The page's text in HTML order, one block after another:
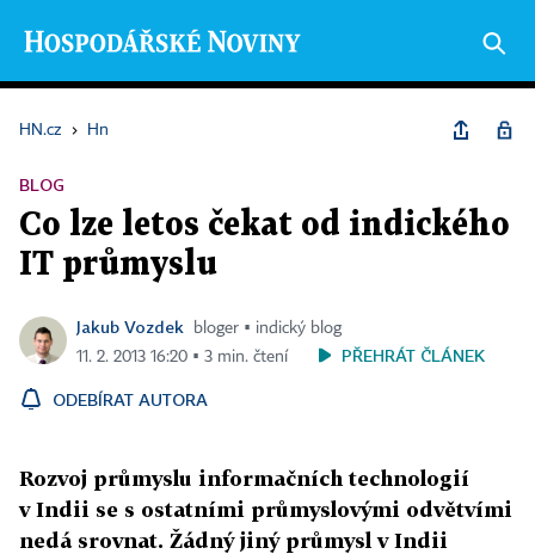
HN.cz › Hn
BLOG
Co lze letos čekat od indického
IT průmyslu
Jakub Vozdek
bloger ▪ indický blog
11. 2. 2013 16:20 ▪ 3 min. čtení
PŘEHRÁT ČLÁNEK
ODEBÍRAT AUTORA
Rozvoj průmyslu informačních technologií
v Indii se s ostatními průmyslovými odvětvími
nedá srovnat. Žádný jiný průmysl v Indii